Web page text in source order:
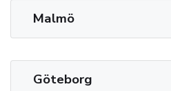
Malmö
Göteborg